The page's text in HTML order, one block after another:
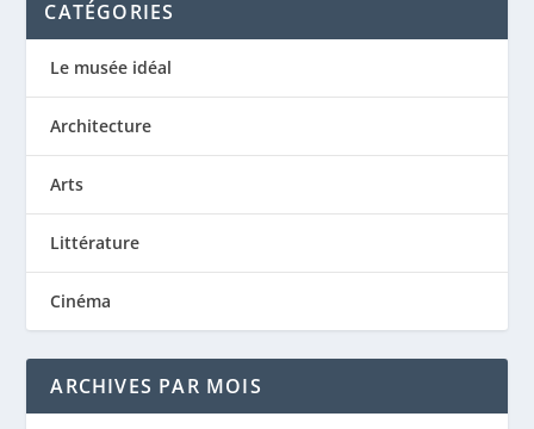
CATÉGORIES
Le musée idéal
Architecture
Arts
Littérature
Cinéma
ARCHIVES PAR MOIS